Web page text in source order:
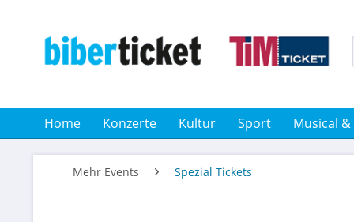
Home Konzerte Kultur Sport Musical &
Mehr Events Spezial Tickets